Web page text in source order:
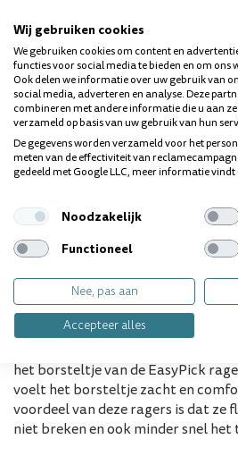
Naast de Original ragers verkopen
TePe interdentale ragers X-Soft.
ontworpen voor mensen die de
ragers te hard vinden voor hun
ragers hebben dezelfde
ragers, maar hebben zachtere
interdentale ragers zijn
Elk gebit is anders en voor
om met een rager goed achter in
ontwikkeld. Deze ragers hebben
lange steel, waardoor je beter
ragen. Naast de interdentale
het borsteltje van de EasyPick
voelt het borsteltje zacht en
voordeel van deze ragers is dat ze
niet breken en ook minder snel het
Wij gebruiken cookies
We gebruiken cookies om content en
functies voor social media te bieden en om ons
Ook delen we informatie over uw gebruik van
social media, adverteren en analyse. Deze
combineren met andere informatie die u aan
verzameld op basis van uw gebruik van hun
De gegevens worden verzameld voor het
meten van de effectiviteit van
gedeeld met Google LLC, meer informatie vindt
Noodzakelijk
Functioneel
Nee, pas aan
Accepteer alles